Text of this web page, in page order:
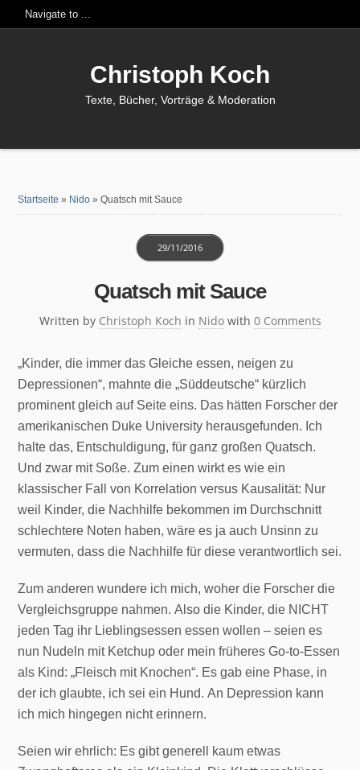
Christoph Koch
Texte, Bücher, Vorträge & Moderation
Startseite » Nido »Quatsch mit Sauce
Quatsch mit Sauce
Written by Christoph Koch
29/11/2016
in Nido with 0 Comments
„Kinder, die immer das Gleiche essen, neigen zu
Depressionen“, mahnte die „Süddeutsche“ kürzlich
prominent gleich auf Seite eins. Das hätten Forscher der
amerikanischen Duke University herausgefunden. Ich
halte das, Entschuldigung, für ganz großen Quatsch.
Und zwar mit Soße. Zum einen wirkt es wie ein
klassischer Fall von Korrelation versus Kausalität: Nur
weil Kinder, die Nachhilfe bekommen im Durchschnitt
schlechtere Noten haben, wäre es ja auch Unsinn zu
vermuten, dass die Nachhilfe für diese verantwortlich sei.
Zum anderen wundere ich mich, woher die Forscher die
Vergleichsgruppe nahmen. Also die Kinder, die NICHT
jeden Tag ihr Lieblingsessen essen wollen – seien es
nun Nudeln mit Ketchup oder mein früheres Go-to-Essen
als Kind: „Fleisch mit Knochen“. Es gab eine Phase, in
der ich glaubte, ich sei ein Hund. An Depression kann
ich mich hingegen nicht erinnern.
Seien wir ehrlich: Es gibt generell kaum etwas